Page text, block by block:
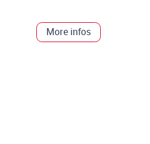
More infos